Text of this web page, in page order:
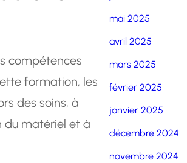
compétences
formation, les
des soins, à
du matériel et à
mai 2025
avril 2025
mars 2025
février 2025
janvier 2025
décembre 2024
novembre 2024